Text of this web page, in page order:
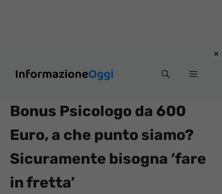
Menu
Bonus Psicologo da 600
Euro, a che punto siamo?
Sicuramente bisogna ‘fare
in fretta’